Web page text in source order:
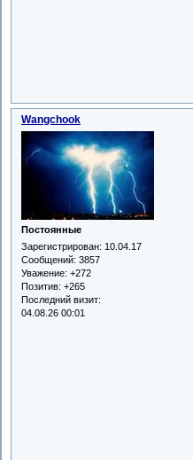
Wangchook
Постоянные
Зарегистрирован: 10.04.17
Сообщений: 3857
Уважение: +272
Позитив: +265
Последний визит:
04.08.26 00:01